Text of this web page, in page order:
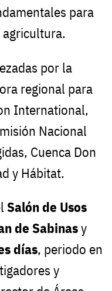
para
por la
regional para
International,
Nacional
Cuenca Don
y Hábitat.
Salón de Usos
de Sabinasy
días, periodo en
y